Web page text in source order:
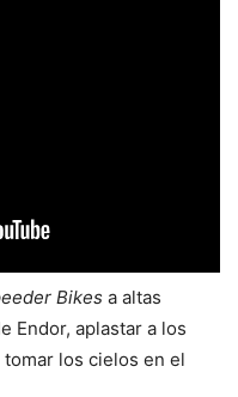
Bikes a altas
Endor, aplastar a los
tomar los cielos en el